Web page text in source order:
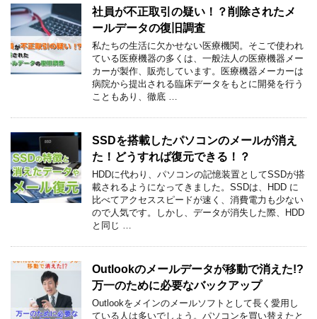
社員が不正取引の疑い！？削除されたメ
ールデータの復旧調査
私たちの生活に欠かせない医療機関。そこで使われ
ている医療機器の多くは、一般法人の医療機器メー
カーが製作、販売しています。医療機器メーカーは
病院から提出される臨床データをもとに開発を行う
こともあり、徹底 …
SSDを搭載したパソコンのメールが消え
た！どうすれば復元できる！？
HDDに代わり、パソコンの記憶装置としてSSDが搭
載されるようになってきました。SSDは、HDD に
比べてアクセススピードが速く、消費電力も少ない
ので人気です。しかし、データが消失した際、HDD
と同じ …
Outlookのメールデータが移動で消えた!?
万一のために必要なバックアップ
Outlookをメインのメールソフトとして長く愛用し
ている人は多いでしょう。パソコンを買い替えたと